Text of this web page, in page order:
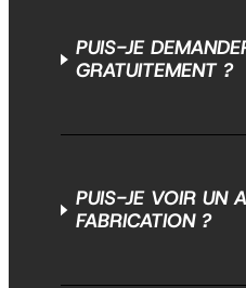
PUIS-JE
GRATUITEMENT ?
PUIS-JE VOIR UN
FABRICATION ?